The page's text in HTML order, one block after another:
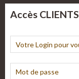
Accès CLIENTS